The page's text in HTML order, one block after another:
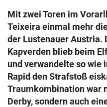
search
eingeben
Muthgasse 2, 1190 Wien
Mit zwei Toren im
Teixeira einmal mehr
der Lustenauer Austria.
Kapverden blieb beim
und verwandelte so wie
Rapid den Strafstoß
Traumkombination war
Derby, sondern auch